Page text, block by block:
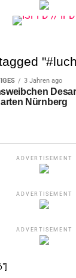
3 Jahren ago
Nürnberg
ADVERTISEMENT
ADVERTISEMENT
ADVERTISEMENT